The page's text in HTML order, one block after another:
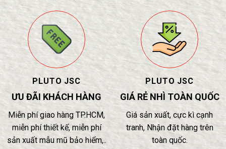
PLUTO JSC
ƯU ĐÃI KHÁCH HÀNG
Miễn phí giao hàng TP.HCM,
miễn phí thiết kế, miễn phí
sản xuất mẫu mũ bảo hiểm,..
PLUTO JSC
GIÁ RẺ NHÌ TOÀN QUỐC
Giá sản xuất, cực kì cạnh
tranh, Nhận đặt hàng trên
toàn quốc.